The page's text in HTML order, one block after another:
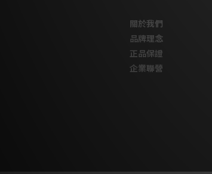
關於我們
品牌理念
正品保證
企業聯營